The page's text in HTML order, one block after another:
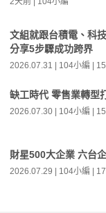
文組就跟台積電、科
分享5步驟成功跨界
2026.07.31 | 104小編 |
缺工時代 零售業轉型
2026.07.30 | 104小編 |
財星500大企業 六台
2026.07.29 | 104小編 |